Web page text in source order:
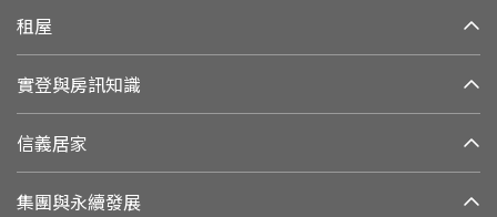
租屋
實登與房訊知識
信義居家
集團與永續發展